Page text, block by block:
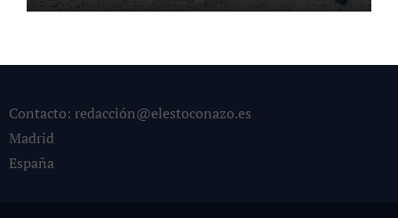
Contacto: redacción@elestoconazo.es
Madrid
España